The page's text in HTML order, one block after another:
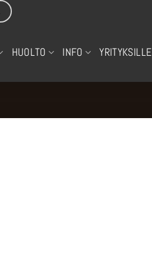
HUOLTO INFO YRITYKSILLE